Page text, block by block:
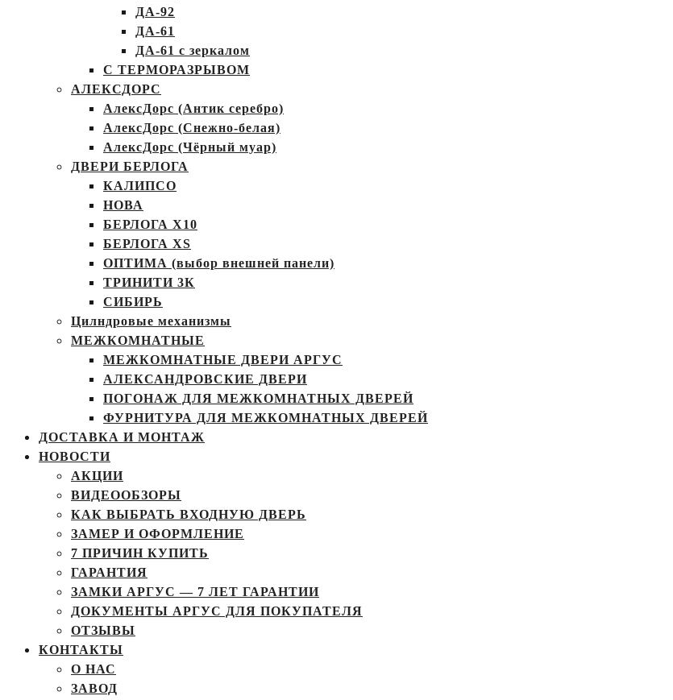
ДА-92
ДА-61
ДА-61 с зеркалом
С ТЕРМОРАЗРЫВОМ
АЛЕКСДОРС
АлексДорс (Антик серебро)
АлексДорс (Снежно-белая)
АлексДорс (Чёрный муар)
ДВЕРИ БЕРЛОГА
КАЛИПСО
НОВА
БЕРЛОГА Х10
БЕРЛОГА XS
ОПТИМА (выбор внешней панели)
ТРИНИТИ 3К
СИБИРЬ
Цилндровые механизмы
МЕЖКОМНАТНЫЕ
МЕЖКОМНАТНЫЕ ДВЕРИ АРГУС
АЛЕКСАНДРОВСКИЕ ДВЕРИ
ПОГОНАЖ ДЛЯ МЕЖКОМНАТНЫХ ДВЕРЕЙ
ФУРНИТУРА ДЛЯ МЕЖКОМНАТНЫХ ДВЕРЕЙ
ДОСТАВКА И МОНТАЖ
НОВОСТИ
АКЦИИ
ВИДЕООБЗОРЫ
КАК ВЫБРАТЬ ВХОДНУЮ ДВЕРЬ
ЗАМЕР И ОФОРМЛЕНИЕ
7 ПРИЧИН КУПИТЬ
ГАРАНТИЯ
ЗАМКИ АРГУС — 7 ЛЕТ ГАРАНТИИ
ДОКУМЕНТЫ АРГУС ДЛЯ ПОКУПАТЕЛЯ
ОТЗЫВЫ
КОНТАКТЫ
О НАС
ЗАВОД